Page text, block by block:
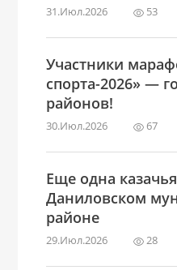
31.Июл.2026 53
Участники
спорта-2026» —
районов!
30.Июл.2026 67
Еще одна
Даниловском
районе
29.Июл.2026 28